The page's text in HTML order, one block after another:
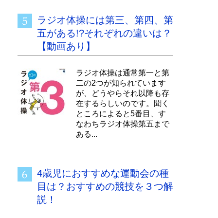
ラジオ体操には第三、第四、第
五がある!?それぞれの違いは？
【動画あり】
ラジオ体操は通常第一と第
二の2つが知られています
が、どうやらそれ以降も存
在するらしいのです。聞く
ところによると5番目、す
なわちラジオ体操第五まで
ある...
4歳児におすすめな運動会の種
目は？おすすめの競技を３つ解
説！